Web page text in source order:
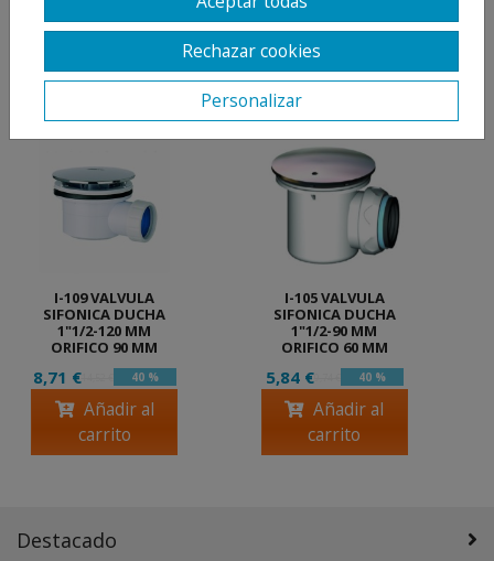
PRODUCTOSRELACIONADOS
I-109 VALVULA
SIFONICA DUCHA
1"1/2-120 MM
ORIFICO 90 MM
8,71 €14,52 € 40 %
Añadir al
carrito
I-105 VALVULA
SIFONICA DUCHA
1"1/2-90 MM
ORIFICO 60 MM
5,84 €9,74 € 40 %
Añadir al
carrito
Destacado
Rechazar cookies
Personalizar